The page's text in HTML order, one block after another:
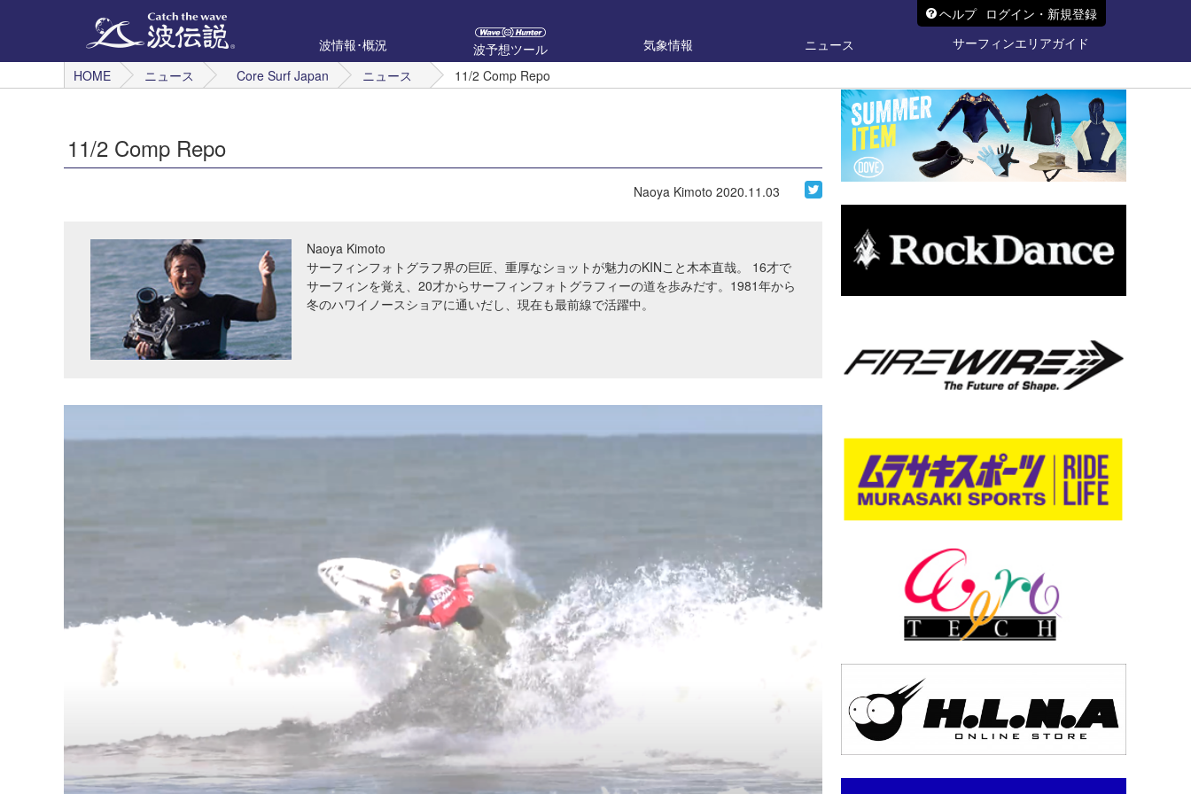
ヘルプ ログイン・新規登録
波情報･概況
波予想ツール 気象情報 ニュース
サーフィンエリアガイド
HOME
ニュース Core Surf Japan ニュース 11/2 Comp Repo
11/2 Comp Repo
Naoya Kimoto 2020.11.03
Naoya Kimoto
サーフィンフォトグラフ界の巨匠、重厚なショットが魅力のKINこと木本直哉。 16才で
サーフィンを覚え、20才からサーフィンフォトグラフィーの道を歩みだす。1981年から
冬のハワイノースショアに通いだし、現在も最前線で活躍中。